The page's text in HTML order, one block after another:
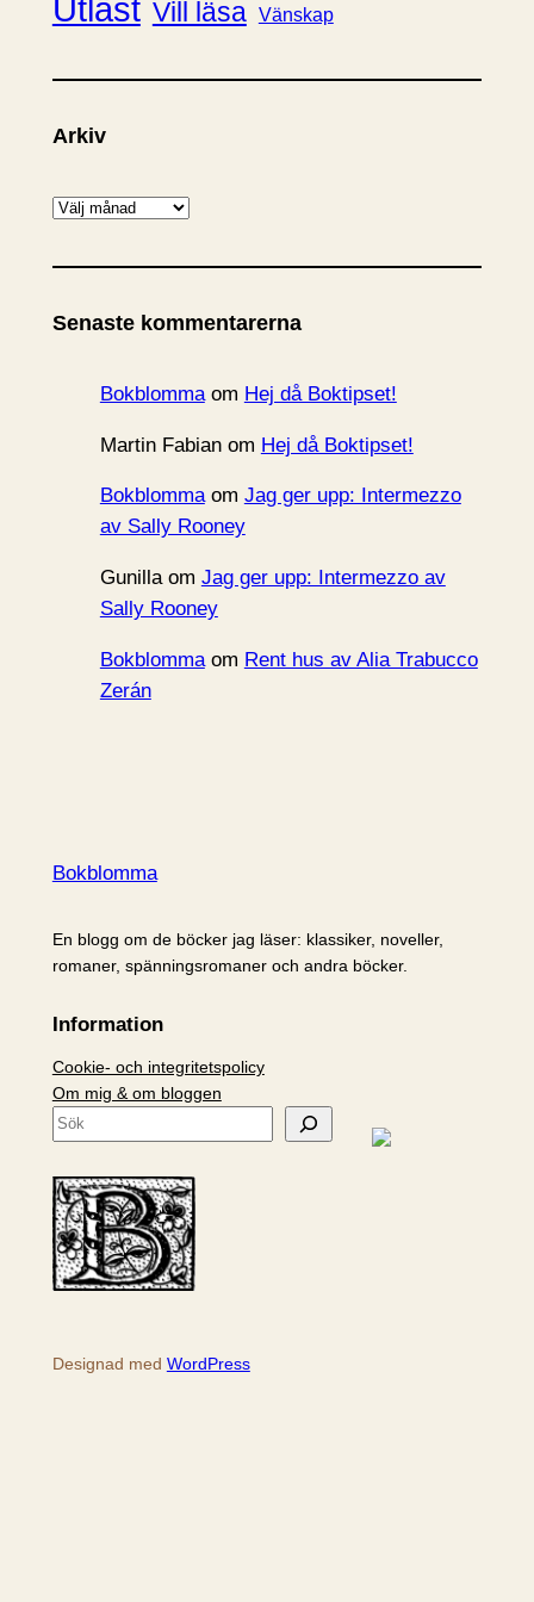
Utläst Vill läsa Vänskap
Arkiv
A
k
v
Senaste kommentarerna
Bokblommaom Hej då Boktipset!
Martin Fabianom Hej då Boktipset!
Bokblommaom Jag ger upp: Intermezzo
av Sally Rooney
Gunillaom Jag ger upp: Intermezzo av
Sally Rooney
Bokblommaom Rent hus av Alia Trabucco
Zerán
Bokblomma
En blogg om de böcker jag läser: klassiker, noveller,
romaner, spänningsromaner och andra böcker.
Information
Cookie- och integritetspolicy
Om mig & om bloggen
S
k
Designad med WordPress